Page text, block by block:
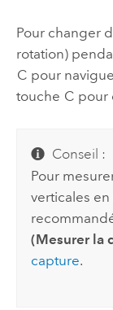
Pour changer
rotation)
C pour
touche C pour
Conseil :
Pour
verticales
(Mesurer la
capture.